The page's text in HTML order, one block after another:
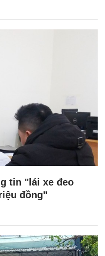
tin "lái xe đeo
đồng"